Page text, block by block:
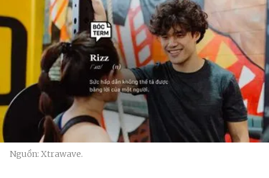
Nguồn: Xtrawave.